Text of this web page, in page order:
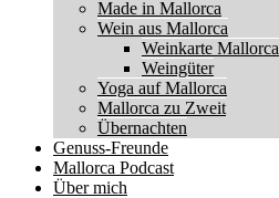
Made in Mallorca
Wein aus Mallorca
Weinkarte Mallorca
Weingüter
Yoga auf Mallorca
Mallorca zu Zweit
Übernachten
Genuss-Freunde
Mallorca Podcast
Über mich